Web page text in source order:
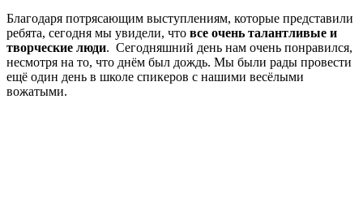
Благодаря потрясающим выступлениям, которые представили
ребята, сегодня мы увидели, что все очень талантливые и
творческие люди. Сегодняшний день нам очень понравился,
несмотря на то, что днём был дождь. Мы были рады провести
ещё один день в школе спикеров с нашими весёлыми
вожатыми.